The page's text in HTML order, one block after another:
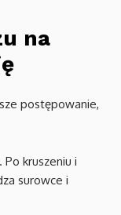
na
postępowanie,
kruszeniu i
surowce i